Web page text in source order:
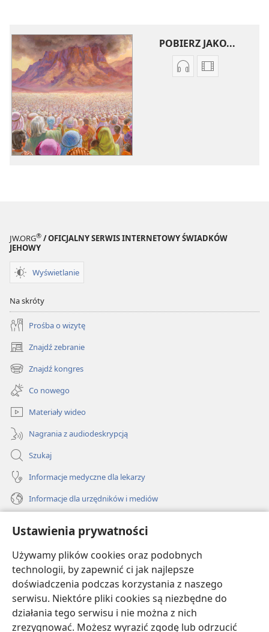
Ustawienia prywatności
Używamy plików cookies oraz podobnych
technologii, by zapewnić ci jak najlepsze
doświadczenia podczas korzystania z naszego
serwisu. Niektóre pliki cookies są niezbędne do
działania tego serwisu i nie można z nich
zrezygnować. Możesz wyrazić zgodę lub odrzucić
POBIERZ JAKO...
Ustawienia
Opcje
JW.ORG® / OFICJALNY SERWIS INTERNETOWY ŚWIADKÓW
JEHOWY
Wyświetlanie
Na skróty
Prośba o wizytę
Znajdź zebranie
(opens
new
window)
Znajdź kongres
(opens
new
window)
Co nowego
Materiały wideo
Nagrania z audiodeskrypcją
Szukaj
Informacje medyczne dla lekarzy
Informacje dla urzędników i mediów
Darowizny
(opens
new
window)BIBLIOTEKA INTERNETOWA Strażnicy
(opens
new
window)JW Hub
(opens
new